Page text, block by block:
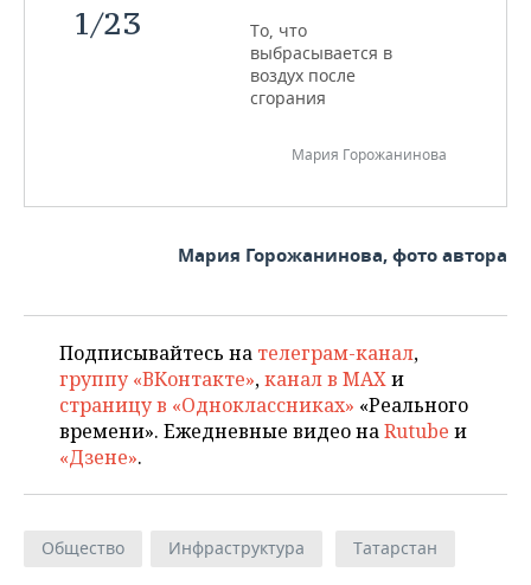
1/23
То, что
выбрасывается в
воздух после
сгорания
Мария Горожанинова
Мария Горожанинова, фото автора
Подписывайтесь на телеграм-канал,
группу «ВКонтакте»,канал в MAXи
страницу в «Одноклассниках» «Реального
времени». Ежедневные видео наRutube и
«Дзене».
Общество Инфраструктура Татарстан